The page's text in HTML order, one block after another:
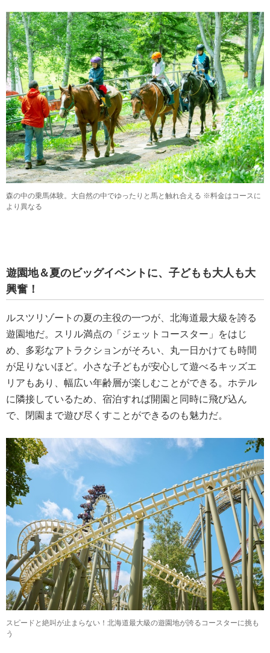
森の中の乗馬体験。大自然の中でゆったりと馬と触れ合える ※料金はコースに
より異なる
遊園地＆夏のビッグイベントに、子どもも大人も大
興奮！
ルスツリゾートの夏の主役の一つが、北海道最大級を誇る
遊園地だ。スリル満点の「ジェットコースター」をはじ
め、多彩なアトラクションがそろい、丸一日かけても時間
が足りないほど。小さな子どもが安心して遊べるキッズエ
リアもあり、幅広い年齢層が楽しむことができる。ホテル
に隣接しているため、宿泊すれば開園と同時に飛び込ん
で、閉園まで遊び尽くすことができるのも魅力だ。
スピードと絶叫が止まらない！北海道最大級の遊園地が誇るコースターに挑も
う